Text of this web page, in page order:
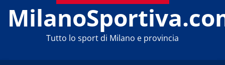
Tutto lo sport di Milano e provincia